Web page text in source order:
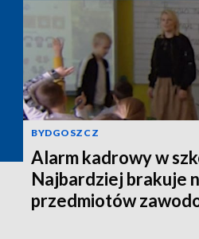
BYDGOSZCZ
Alarm kadrowy w
Najbardziej brakuje
przedmiotów